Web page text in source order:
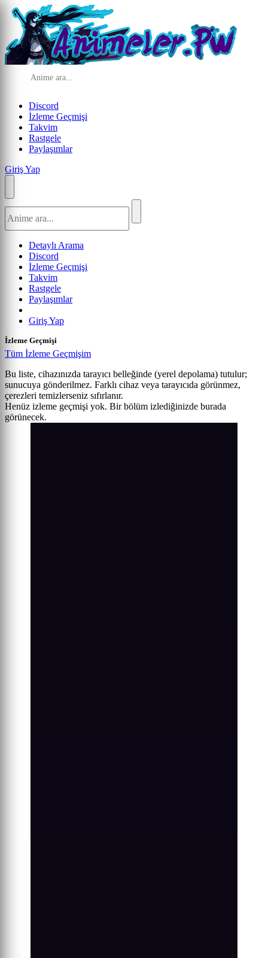
Discord
İzleme Geçmişi
Takvim
Rastgele
Paylaşımlar
Giriş Yap
Detaylı Arama
Discord
İzleme Geçmişi
Takvim
Rastgele
Paylaşımlar
Giriş Yap
İzleme Geçmişi
Tüm İzleme Geçmişim
Bu liste, cihazınızda tarayıcı belleğinde (yerel depolama) tutulur;
sunucuya gönderilmez. Farklı cihaz veya tarayıcıda görünmez,
çerezleri temizlerseniz sıfırlanır.
Henüz izleme geçmişi yok. Bir bölüm izlediğinizde burada
görünecek.